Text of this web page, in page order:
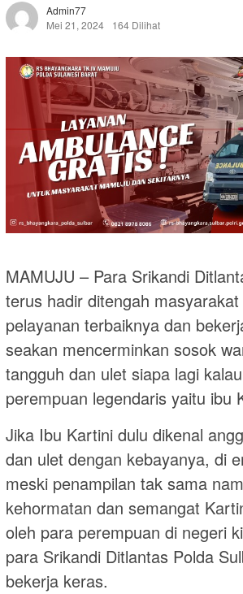
Admin77
Mei 21, 2024
164 Dilihat
MAMUJU – Para Srikandi
terus hadir ditengah
pelayanan terbaiknya dan
seakan mencerminkan sosok
tangguh dan ulet siapa lagi
perempuan legendaris yaitu ibu
Jika Ibu Kartini dulu dikenal
dan ulet dengan kebayanya, di
meski penampilan tak sama
kehormatan dan semangat
oleh para perempuan di negeri
para Srikandi Ditlantas Polda
bekerja keras.